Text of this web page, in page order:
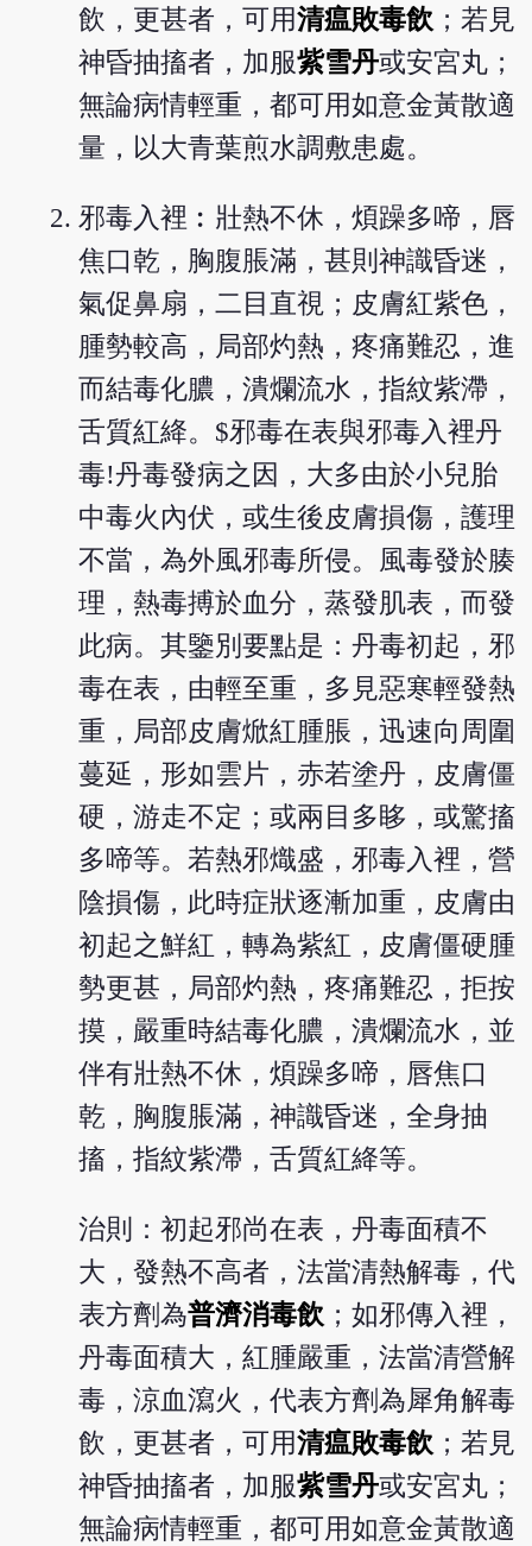
飲，更甚者，可用清瘟敗毒飲 ；若見
神昏抽搐者，加服紫雪丹或安宮丸；
無論病情輕重，都可用如意金黃散適
量，以大青葉煎水調敷患處。
邪毒入裡︰壯熱不休，煩躁多啼，唇
焦口乾，胸腹脹滿，甚則神識昏迷，
氣促鼻扇，二目直視；皮膚紅紫色，
腫勢較高，局部灼熱，疼痛難忍，進
而結毒化膿，潰爛流水，指紋紫滯，
舌質紅絳。$邪毒在表與邪毒入裡丹
毒!丹毒發病之因，大多由於小兒胎
中毒火內伏，或生後皮膚損傷，護理
不當，為外風邪毒所侵。風毒發於腠
理，熱毒搏於血分，蒸發肌表，而發
此病。其鑒別要點是：丹毒初起，邪
毒在表，由輕至重，多見惡寒輕發熱
重，局部皮膚焮紅腫脹，迅速向周圍
蔓延，形如雲片，赤若塗丹，皮膚僵
硬，游走不定；或兩目多眵，或驚搐
多啼等。若熱邪熾盛，邪毒入裡，營
陰損傷，此時症狀逐漸加重，皮膚由
初起之鮮紅，轉為紫紅，皮膚僵硬腫
勢更甚，局部灼熱，疼痛難忍，拒按
摸，嚴重時結毒化膿，潰爛流水，並
伴有壯熱不休，煩躁多啼，唇焦口
乾，胸腹脹滿，神識昏迷，全身抽
搐，指紋紫滯，舌質紅絳等。
治則：初起邪尚在表，丹毒面積不
大，發熱不高者，法當清熱解毒，代
表方劑為普濟消毒飲 ；如邪傳入裡，
丹毒面積大，紅腫嚴重，法當清營解
毒，涼血瀉火，代表方劑為犀角解毒
飲，更甚者，可用清瘟敗毒飲 ；若見
神昏抽搐者，加服紫雪丹或安宮丸；
無論病情輕重，都可用如意金黃散適